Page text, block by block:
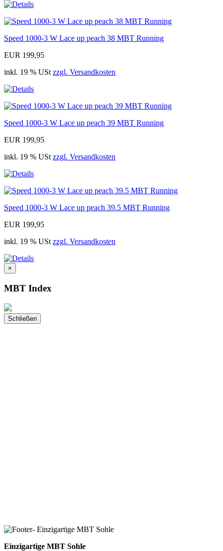
Speed 1000-3 W Lace up peach 38 MBT Running
EUR 199,95
inkl. 19 % USt zzgl. Versandkosten
Speed 1000-3 W Lace up peach 39 MBT Running
EUR 199,95
inkl. 19 % USt zzgl. Versandkosten
Speed 1000-3 W Lace up peach 39.5 MBT Running
EUR 199,95
inkl. 19 % USt zzgl. Versandkosten
×
MBT Index
Schließen
Einzigartige MBT Sohle